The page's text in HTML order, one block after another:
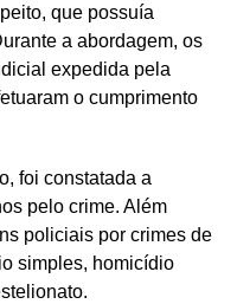
que possuía
a abordagem, os
expedida pela
o cumprimento
foi constatada a
pelo crime. Além
policiais por crimes de
simples, homicídio